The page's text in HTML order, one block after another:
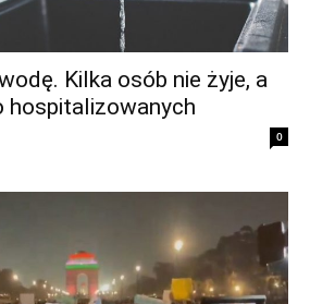
Kilka osób nie żyje, a
hospitalizowanych
0